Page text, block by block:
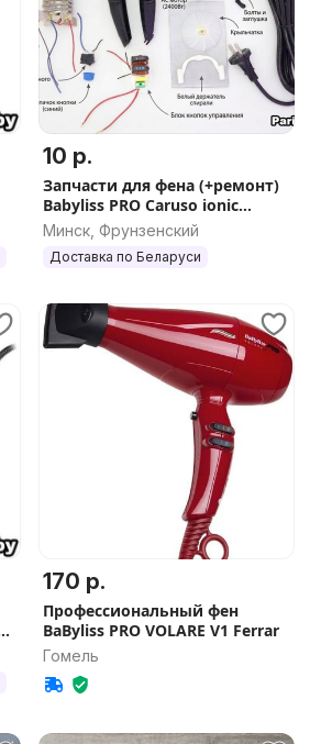
10 р.
Запчасти для фена (+ремонт)
Babyliss PRO Caruso ionic
(BAB6510IRE / BAB6510 /
BAB6520)
Минск, Фрунзенский
Доставка по Беларуси
170 р.
Профессиональный фен
BaByliss PRO VOLARE V1 Ferrar
Гомель